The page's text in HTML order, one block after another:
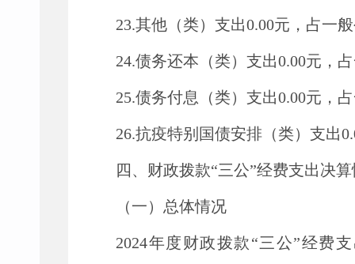
23.其他（类）支出0.00元，占一
24.债务还本（类）支出0.00元，
25.债务付息（类）支出0.00元，
26.抗疫特别国债安排（类）支出
四、 财政拨款“三公”经费支出决
（一）总体情况
2024年度财政拨款“三公”经费